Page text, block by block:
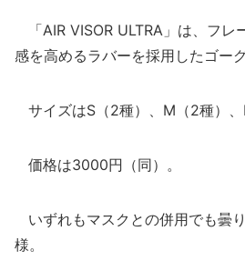
「AIR VISOR ULTRA」は、フレ
感を高めるラバーを採用したゴー
サイズはS（2種）、M（2種）、
価格は3000円（同）。
いずれもマスクとの併用でも曇
様。